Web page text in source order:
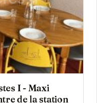
I - Maxi
de la station